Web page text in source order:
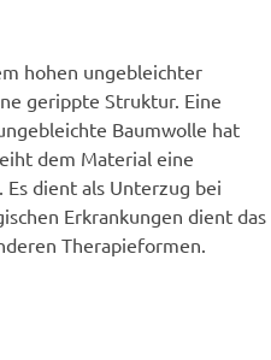
hohen ungebleichter
gerippte Struktur. Eine
Baumwolle hat
dem Material eine
dient als Unterzug bei
Erkrankungen dient das
Therapieformen.